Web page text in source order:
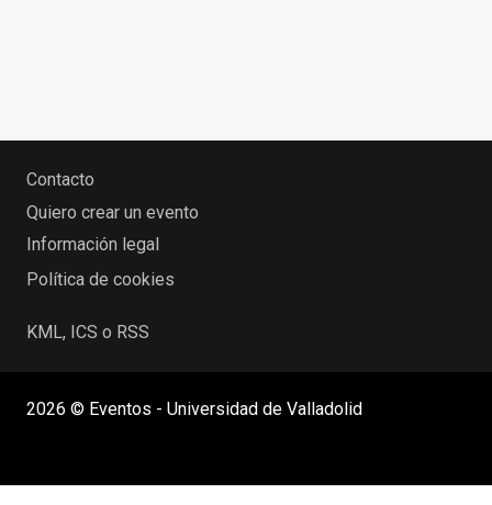
Contacto
Quiero crear un evento
Información legal
Política de cookies
KML, ICS o RSS
2026 © Eventos - Universidad de Valladolid